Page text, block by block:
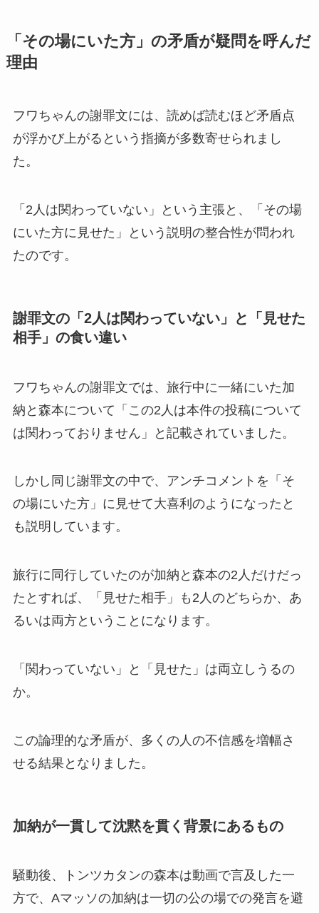
「その場にいた方」の矛盾が疑問を呼んだ
理由
フワちゃんの謝罪文には、読めば読むほど矛盾点
が浮かび上がるという指摘が多数寄せられまし
た。
「2人は関わっていない」という主張と、「その場
にいた方に見せた」という説明の整合性が問われ
たのです。
謝罪文の「2人は関わっていない」と「見せた
相手」の食い違い
フワちゃんの謝罪文では、旅行中に一緒にいた加
納と森本について「この2人は本件の投稿について
は関わっておりません」と記載されていました。
しかし同じ謝罪文の中で、アンチコメントを「そ
の場にいた方」に見せて大喜利のようになったと
も説明しています。
旅行に同行していたのが加納と森本の2人だけだっ
たとすれば、「見せた相手」も2人のどちらか、あ
るいは両方ということになります。
「関わっていない」と「見せた」は両立しうるの
か。
この論理的な矛盾が、多くの人の不信感を増幅さ
せる結果となりました。
加納が一貫して沈黙を貫く背景にあるもの
騒動後、トンツカタンの森本は動画で言及した一
方で、Aマッソの加納は一切の公の場での発言を避